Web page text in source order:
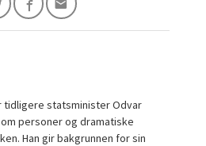
tidligere statsminister Odvar
personer og dramatiske
Han gir bakgrunnen for sin